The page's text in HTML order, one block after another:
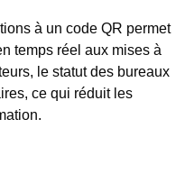
à un code QR permet
temps réel aux mises à
le statut des bureaux
ce qui réduit les